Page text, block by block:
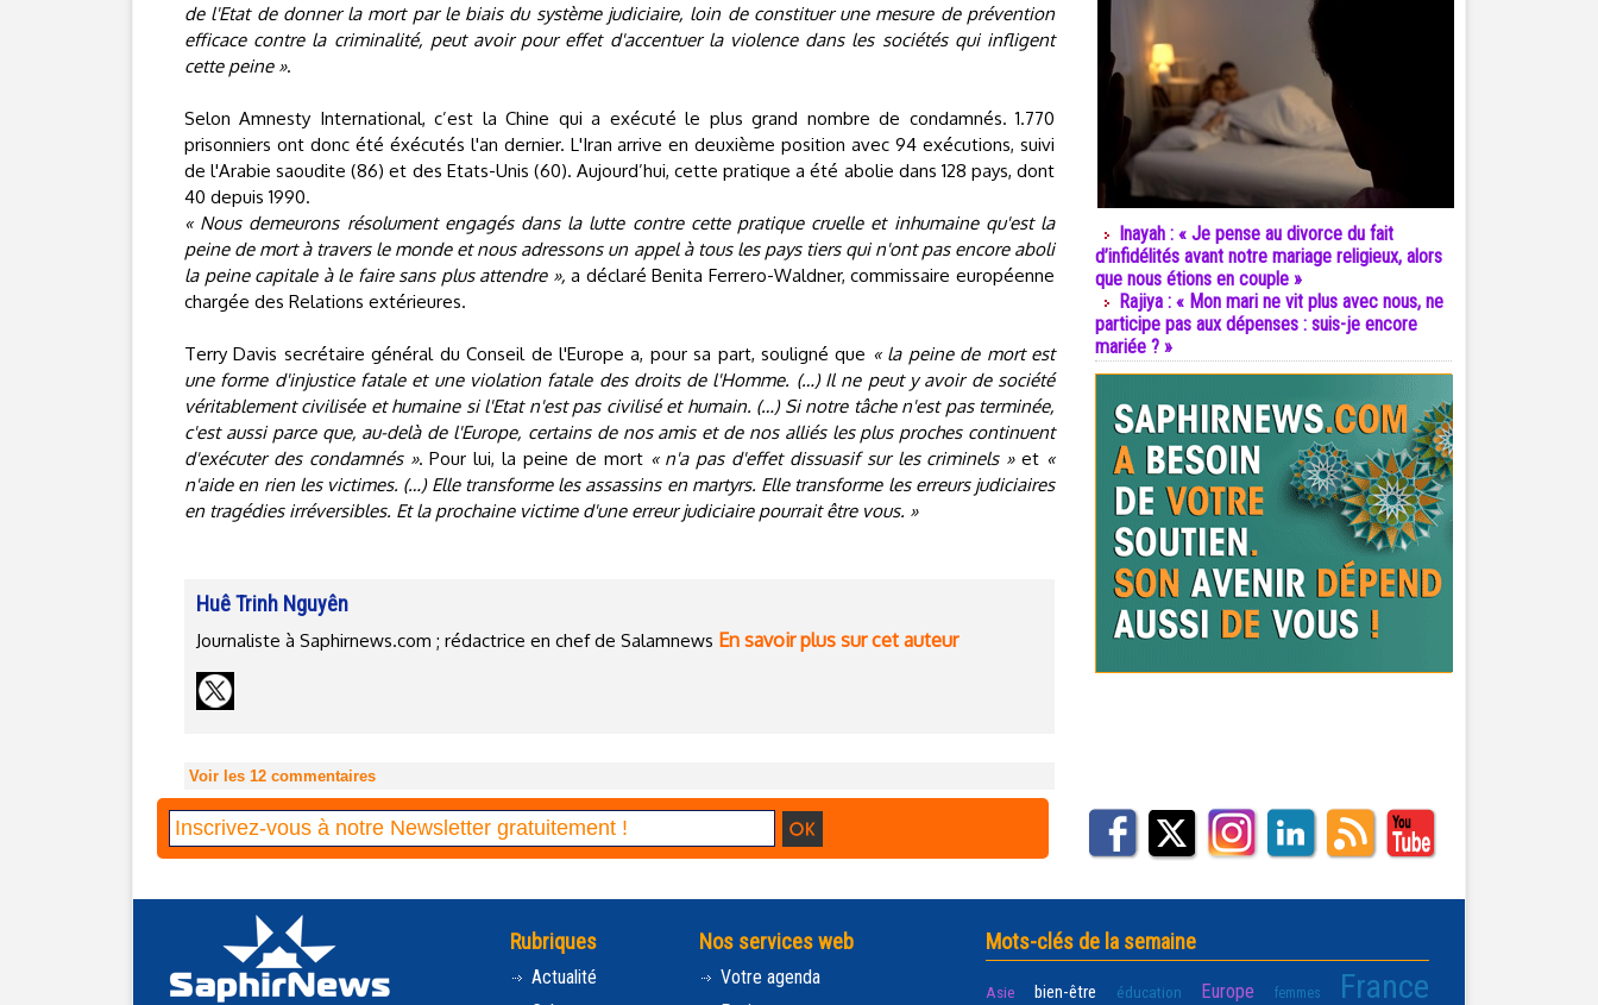
de l'Etat de donner la mort par le biais du système judiciaire, loin de constituer une mesure de prévention
efficace contre la criminalité, peut avoir pour effet d'accentuer la violence dans les sociétés qui infligent
cette peine ».
Selon Amnesty International, c’est la Chine qui a exécuté le plus grand nombre de condamnés. 1.770
prisonniers ont donc été éxécutés l'an dernier. L'Iran arrive en deuxième position avec 94 exécutions, suivi
de l'Arabie saoudite (86) et des Etats-Unis (60). Aujourd’hui, cette pratique a été abolie dans 128 pays, dont
40 depuis 1990.
« Nous demeurons résolument engagés dans la lutte contre cette pratique cruelle et inhumaine qu'est la
peine de mort à travers le monde et nous adressons un appel à tous les pays tiers qui n'ont pas encore aboli
la peine capitale à le faire sans plus attendre »,a déclaré Benita Ferrero-Waldner, commissaire européenne
chargée des Relations extérieures.
Terry Davis secrétaire général du Conseil de l'Europe a, pour sa part, souligné que « la peine de mort est
une forme d'injustice fatale et une violation fatale des droits de l'Homme. (…) Il ne peut y avoir de société
véritablement civilisée et humaine si l'Etat n'est pas civilisé et humain. (…) Si notre tâche n'est pas terminée,
c'est aussi parce que, au-delà de l'Europe, certains de nos amis et de nos alliés les plus proches continuent
d'exécuter des condamnés ». Pour lui, la peine de mort « n'a pas d'effet dissuasif sur les criminels »et «
n'aide en rien les victimes. (…) Elle transforme les assassins en martyrs. Elle transforme les erreurs judiciaires
en tragédies irréversibles. Et la prochaine victime d'une erreur judiciaire pourrait être vous. »
Huê Trinh Nguyên
Journaliste à Saphirnews.com ; rédactrice en chef de Salamnews En savoir plus sur cet auteur
Voir les 12 commentaires
Inayah : « Je pense au divorce du fait
d’infidélités avant notre mariage religieux, alors
que nous étions en couple »
Rajiya : « Mon mari ne vit plus avec nous, ne
participe pas aux dépenses : suis-je encore
mariée ? »
Rubriques
Actualité
Nos services web
Votre agenda
Mots-clés de la semaine
Asie bien-être éducation Europe femmes France